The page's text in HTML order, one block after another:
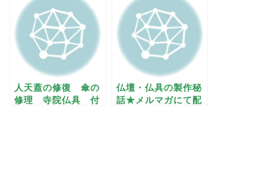
人天蓋の修復 傘の
修理 寺院仏具 付
仏壇・仏具の製作秘
話★メルマガにて配